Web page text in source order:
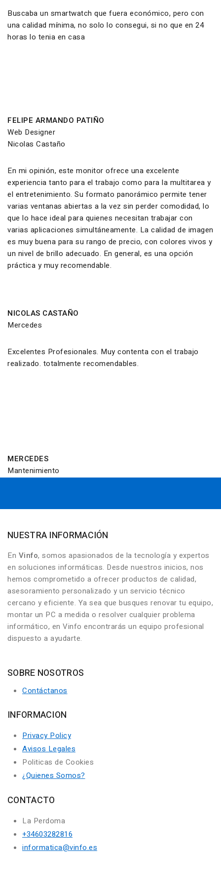
Buscaba un smartwatch que fuera económico, pero con
una calidad mínima, no solo lo consegui, si no que en 24
horas lo tenia en casa
FELIPE ARMANDO PATIÑO
Web Designer
Nicolas Castaño
En mi opinión, este monitor ofrece una excelente
experiencia tanto para el trabajo como para la multitarea y
el entretenimiento. Su formato panorámico permite tener
varias ventanas abiertas a la vez sin perder comodidad, lo
que lo hace ideal para quienes necesitan trabajar con
varias aplicaciones simultáneamente. La calidad de imagen
es muy buena para su rango de precio, con colores vivos y
un nivel de brillo adecuado. En general, es una opción
práctica y muy recomendable.
NICOLAS CASTAÑO
Mercedes
Excelentes Profesionales. Muy contenta con el trabajo
realizado. totalmente recomendables.
MERCEDES
Mantenimiento
NUESTRA INFORMACIÓN
En Vinfo, somos apasionados de la tecnología y expertos
en soluciones informáticas. Desde nuestros inicios, nos
hemos comprometido a ofrecer productos de calidad,
asesoramiento personalizado y un servicio técnico
cercano y eficiente. Ya sea que busques renovar tu equipo,
montar un PC a medida o resolver cualquier problema
informático, en Vinfo encontrarás un equipo profesional
dispuesto a ayudarte.
SOBRE NOSOTROS
Contáctanos
INFORMACION
Privacy Policy
Avisos Legales
Politicas de Cookies
¿Quienes Somos?
CONTACTO
La Perdoma
+34603282816
informatica@vinfo.es